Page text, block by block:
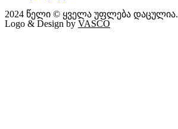
2024 წელი © ყველა უფლება დაცულია.
Logo & Design by VASCO